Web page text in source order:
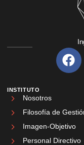
INSTITUTO
Nosotros
Filosofía de
Imagen-Objetivo
Personal Directivo